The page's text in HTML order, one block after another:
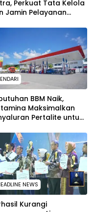
Perkuat Tata Kelola
Jamin Pelayanan
BBM Naik,
Maksimalkan
Pertalite untuk
NEWS
Kurangi